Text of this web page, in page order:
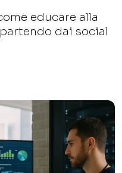
educare alla
dai social